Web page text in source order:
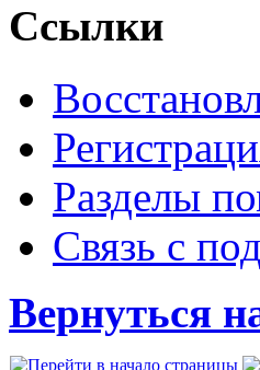
Ссылки
Разделы
Связь с
Вернуться